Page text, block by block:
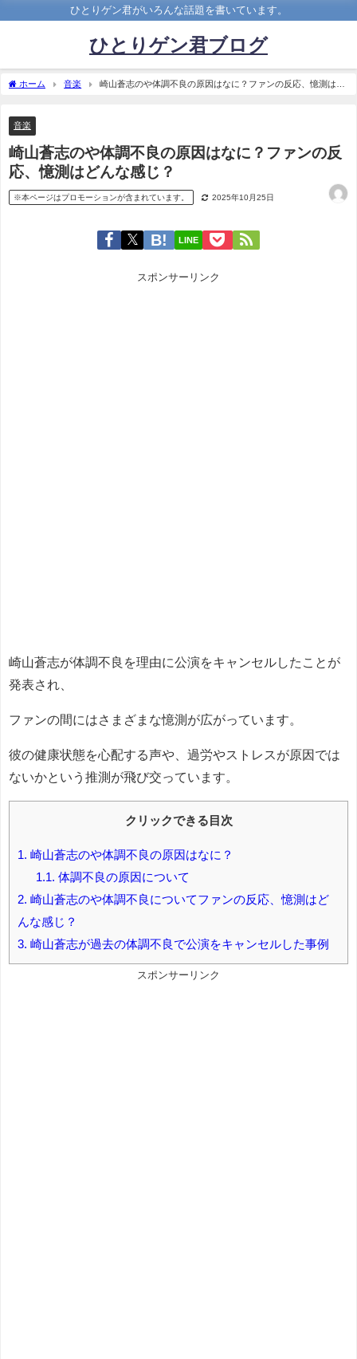
ひとりゲン君がいろんな話題を書いています。
ひとりゲン君ブログ
ホーム 音楽
崎山蒼志のや体調不良の原因はなに？ファンの反応、憶測はど
音楽
崎山蒼志のや体調不良の原因はなに？ファンの反
応、憶測はどんな感じ？
※本ページはプロモーションが含まれています。 2025年10月25日
LINE
スポンサーリンク
崎山蒼志が体調不良を理由に公演をキャンセルしたことが
発表され、
ファンの間にはさまざまな憶測が広がっています。
彼の健康状態を心配する声や、過労やストレスが原因では
ないかという推測が飛び交っています。
クリックできる目次
1. 崎山蒼志のや体調不良の原因はなに？
1.1. 体調不良の原因について
2. 崎山蒼志のや体調不良についてファンの反応、憶測はど
んな感じ？
3. 崎山蒼志が過去の体調不良で公演をキャンセルした事例
スポンサーリンク